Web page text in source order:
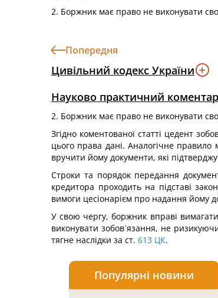
2. Боржник має право не виконувати
Попередня
Цивільний кодекс України
Науково практичний коментар
2. Боржник має право не виконувати
Згідно коментованої статті цедент
цього права дані. Аналогічне правило
вручити йому документи, які
Строки та порядок передання
кредитора проходить на підставі
вимоги цесіонарієм про надання йому
У свою чергу, боржник вправі
виконувати зобов´язання, не
тягне наслідки за ст. 613 ЦК.
Популярні новини